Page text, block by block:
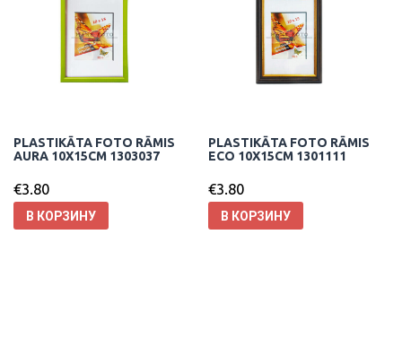
PLASTIKĀTA FOTO RĀMIS
AURA 10X15CM 1303037
€3.80
В КОРЗИНУ
PLASTIKĀTA FOTO RĀMIS
ECO 10X15CM 1301111
€3.80
В КОРЗИНУ